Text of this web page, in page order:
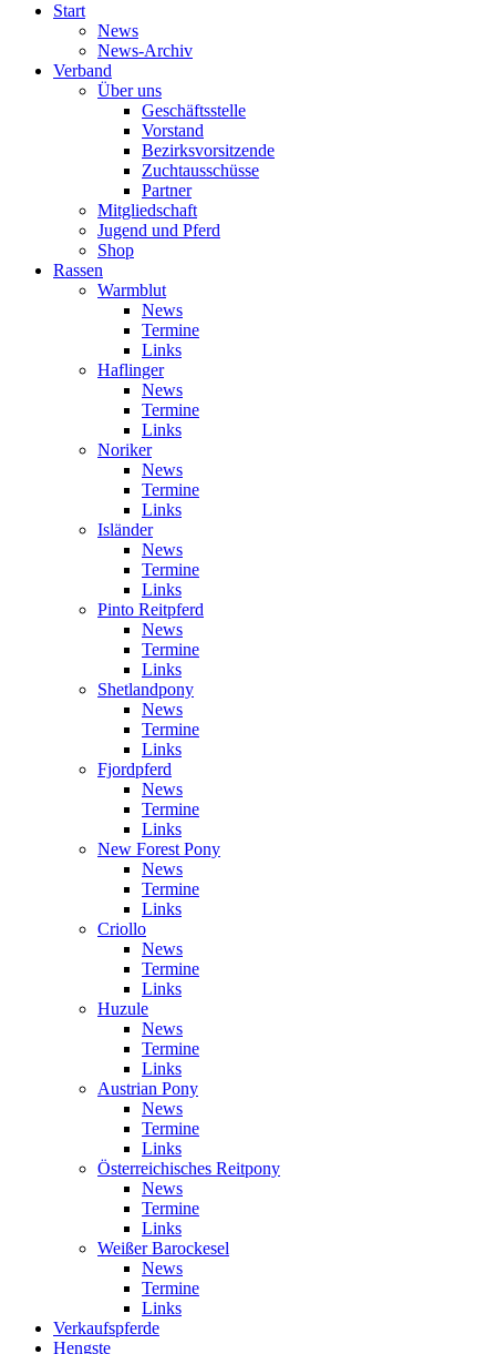
Start
News
News-Archiv
Verband
Über uns
Geschäftsstelle
Vorstand
Bezirksvorsitzende
Zuchtausschüsse
Partner
Mitgliedschaft
Jugend und Pferd
Shop
Rassen
Warmblut
News
Termine
Links
Haflinger
News
Termine
Links
Noriker
News
Termine
Links
Isländer
News
Termine
Links
Pinto Reitpferd
News
Termine
Links
Shetlandpony
News
Termine
Links
Fjordpferd
News
Termine
Links
New Forest Pony
News
Termine
Links
Criollo
News
Termine
Links
Huzule
News
Termine
Links
Austrian Pony
News
Termine
Links
Österreichisches Reitpony
News
Termine
Links
Weißer Barockesel
News
Termine
Links
Verkaufspferde
Hengste